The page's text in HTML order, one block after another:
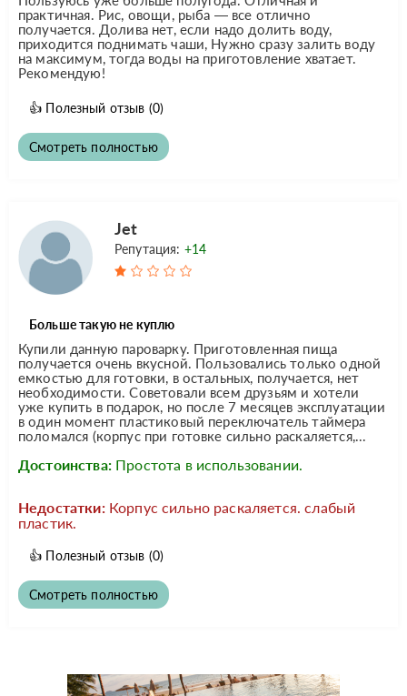
практичная. Рис, овощи, рыба — все отлично
получается. Долива нет, если надо долить воду,
приходится поднимать чаши, Нужно сразу залить воду
на максимум, тогда воды на приготовление хватает.
Рекомендую!
👍 Полезный отзыв (0)
Смотреть полностью
Jet
Репутация: +14
Больше такую не куплю
Купили данную пароварку. Приготовленная пища
получается очень вкусной. Пользовались только одной
емкостью для готовки, в остальных, получается, нет
необходимости. Советовали всем друзьям и хотели
уже купить в подарок, но после 7 месяцев эксплуатации
в один момент пластиковый переключатель таймера
поломался (корпус при готовке сильно раскаляется,...
Достоинства: Простота в использовании.
Недостатки: Корпус сильно раскаляется. слабый
пластик.
👍 Полезный отзыв (0)
Смотреть полностью